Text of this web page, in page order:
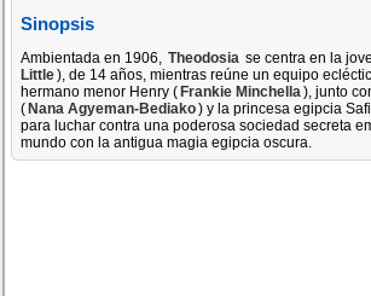
Sinopsis
Ambientada en 1906, Theodosia se centra en la
Little), de 14 años, mientras reúne un equipo
hermano menor Henry (Frankie Minchella), junto
(Nana Agyeman-Bediako) y la princesa egipcia
para luchar contra una poderosa sociedad secreta
mundo con la antigua magia egipcia oscura.